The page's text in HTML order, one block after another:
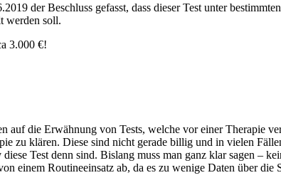
der Beschluss gefasst, dass dieser Test unter
werden soll.
3.000 €!
auf die Erwähnung von Tests, welche vor einer Therapie
zu klären. Diese sind nicht gerade billig und in vielen
Test denn sind. Bislang muss man ganz klar sagen –
einem Routineeinsatz ab, da es zu wenige Daten über die